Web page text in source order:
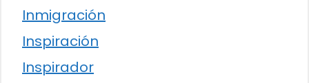
Inmigración
Inspiración
Inspirador